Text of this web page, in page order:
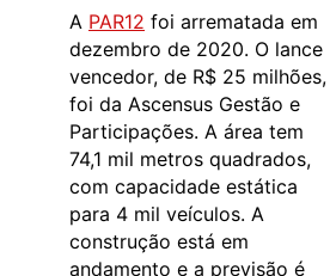
A PAR12 foi arrematada em
dezembro de 2020. O lance
vencedor, de R$ 25 milhões,
foi da Ascensus Gestão e
Participações. A área tem
74,1 mil metros quadrados,
com capacidade estática
para 4 mil veículos. A
construção está em
andamento e a previsão é